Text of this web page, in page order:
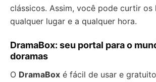
clássicos. Assim, você pode curtir os
qualquer lugar e a qualquer hora.
DramaBox: seu portal para o
doramas
O DramaBox é fácil de usar e